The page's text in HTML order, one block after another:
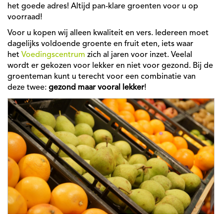
het goede adres! Altijd pan-klare groenten voor u op
voorraad!
Voor u kopen wij alleen kwaliteit en vers. Iedereen moet
dagelijks voldoende groente en fruit eten, iets waar
het Voedingscentrum zich al jaren voor inzet. Veelal
wordt er gekozen voor lekker en niet voor gezond. Bij de
groenteman kunt u terecht voor een combinatie van
deze twee: gezond maar vooral lekker!